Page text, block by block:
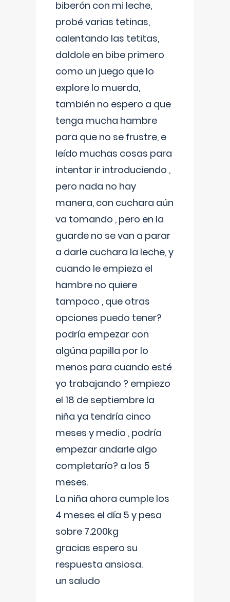
biberón con mi leche,
probé varias tetinas,
calentando las tetitas,
daldole en bibe primero
como un juego que lo
explore lo muerda,
también no espero a que
tenga mucha hambre
para que no se frustre, e
leído muchas cosas para
intentar ir introduciendo ,
pero nada no hay
manera, con cuchara aún
va tomando , pero en la
guarde no se van a parar
a darle cuchara la leche, y
cuando le empieza el
hambre no quiere
tampoco , que otras
opciones puedo tener?
podría empezar con
algúna papilla por lo
menos para cuando esté
yo trabajando ? empiezo
el 18 de septiembre la
niña ya tendría cinco
meses y medio , podría
empezar andarle algo
completarío? a los 5
meses.
La niña ahora cumple los
4 meses el día 5 y pesa
sobre 7.200kg
gracias espero su
respuesta ansiosa.
un saludo